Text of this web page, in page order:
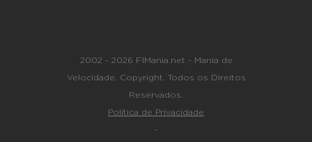
2002 - 2026 F1Mania.net - Mania de
Velocidade. Copyright. Todos os Direitos
Reservados.
Política de Privacidade
-